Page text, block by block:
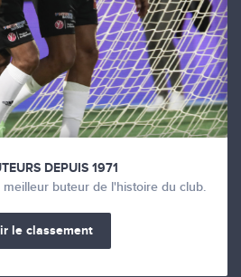
DEPUIS 1971
buteur de l'histoire du club.
le classement